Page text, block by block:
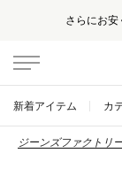
さらにお安
新着アイテム カ
ジーンズファクトリ